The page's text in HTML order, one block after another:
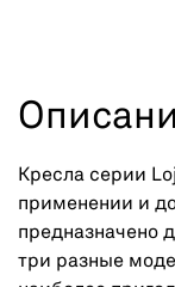
Кресла серии
применении и
предназначено
три разные